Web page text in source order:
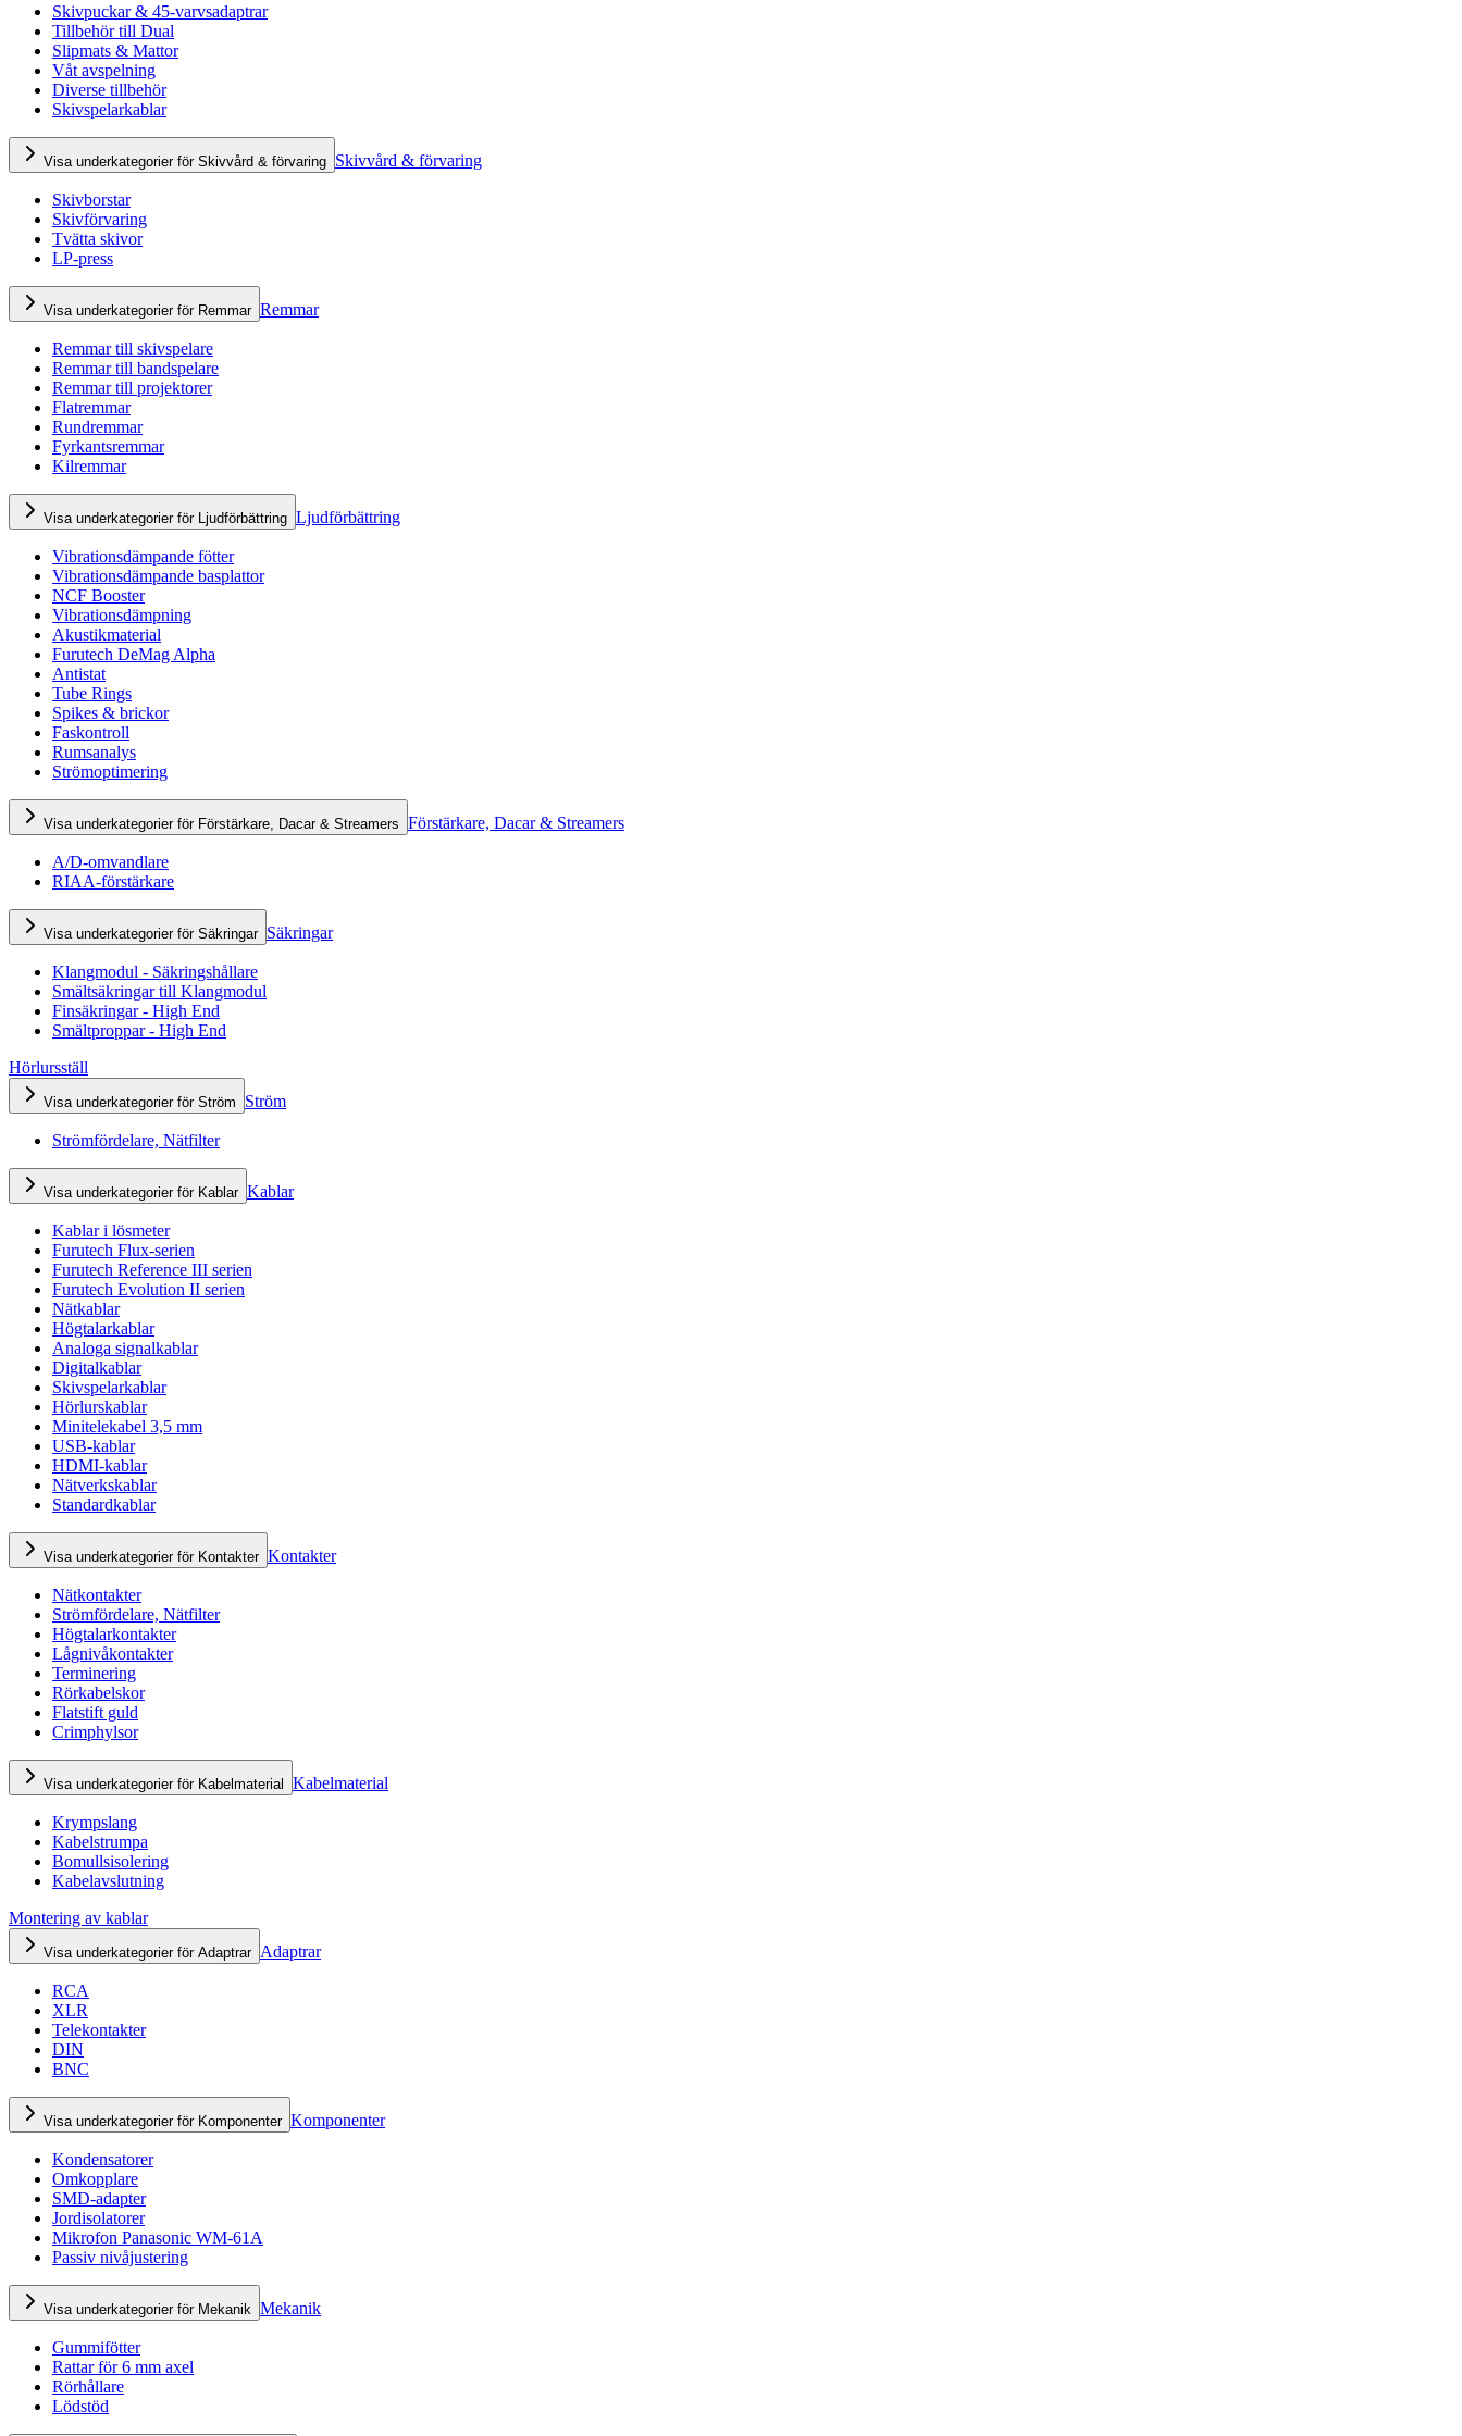
Skivpuckar & 45-varvsadaptrar
Tillbehör till Dual
Slipmats & Mattor
Våt avspelning
Diverse tillbehör
Skivspelarkablar
Visa underkategorier för Skivvård & förvaring Skivvård & förvaring
Skivborstar
Skivförvaring
Tvätta skivor
LP-press
Visa underkategorier för Remmar Remmar
Remmar till skivspelare
Remmar till bandspelare
Remmar till projektorer
Flatremmar
Rundremmar
Fyrkantsremmar
Kilremmar
Visa underkategorier för Ljudförbättring Ljudförbättring
Vibrationsdämpande fötter
Vibrationsdämpande basplattor
NCF Booster
Vibrationsdämpning
Akustikmaterial
Furutech DeMag Alpha
Antistat
Tube Rings
Spikes & brickor
Faskontroll
Rumsanalys
Strömoptimering
Visa underkategorier för Förstärkare, Dacar & Streamers Förstärkare, Dacar & Streamers
A/D-omvandlare
RIAA-förstärkare
Visa underkategorier för Säkringar Säkringar
Klangmodul - Säkringshållare
Smältsäkringar till Klangmodul
Finsäkringar - High End
Smältproppar - High End
Hörlursställ
Visa underkategorier för Ström Ström
Strömfördelare, Nätfilter
Visa underkategorier för Kablar Kablar
Kablar i lösmeter
Furutech Flux-serien
Furutech Reference III serien
Furutech Evolution II serien
Nätkablar
Högtalarkablar
Analoga signalkablar
Digitalkablar
Skivspelarkablar
Hörlurskablar
Minitelekabel 3,5 mm
USB-kablar
HDMI-kablar
Nätverkskablar
Standardkablar
Visa underkategorier för Kontakter Kontakter
Nätkontakter
Strömfördelare, Nätfilter
Högtalarkontakter
Lågnivåkontakter
Terminering
Rörkabelskor
Flatstift guld
Crimphylsor
Visa underkategorier för Kabelmaterial Kabelmaterial
Krympslang
Kabelstrumpa
Bomullsisolering
Kabelavslutning
Montering av kablar
Visa underkategorier för Adaptrar Adaptrar
RCA
XLR
Telekontakter
DIN
BNC
Visa underkategorier för Komponenter Komponenter
Kondensatorer
Omkopplare
SMD-adapter
Jordisolatorer
Mikrofon Panasonic WM-61A
Passiv nivåjustering
Visa underkategorier för Mekanik Mekanik
Gummifötter
Rattar för 6 mm axel
Rörhållare
Lödstöd